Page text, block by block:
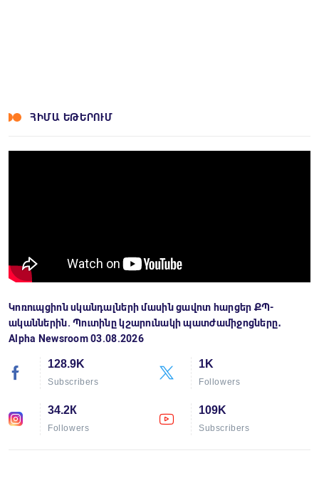
ՀԻՄԱ ԵԹԵՐՈՒՄ
Կոռուպցիոն սկանդալների մասին ցավոտ հարցեր ՔՊ-
ականներին. Պուտինը կշարունակի պատժամիջոցները․
Alpha Newsroom 03.08.2026
128.9K
Subscribers
1K
Followers
34.2К
Followers
109K
Subscribers